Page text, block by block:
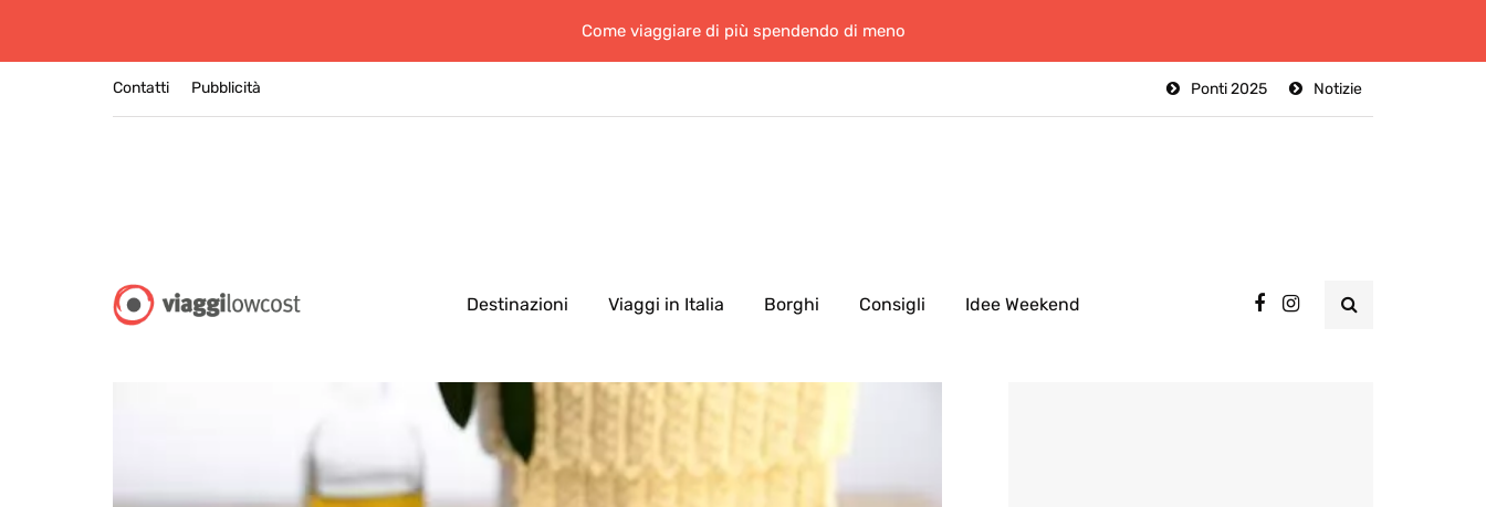
Come viaggiare di più spendendo di meno
Contatti Notizie
Ponti 2025
Pubblicità
Destinazioni Viaggi in Italia Borghi Consigli Idee Weekend